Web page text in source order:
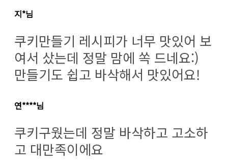
지*님
쿠키만들기 레시피가 너무 맛있어 보
여서 샀는데 정말 맘에 쏙 드네요:)
만들기도 쉽고 바삭해서 맛있어요!
연****님
쿠키구웠는데 정말 바삭하고 고소하
고 대만족이에요